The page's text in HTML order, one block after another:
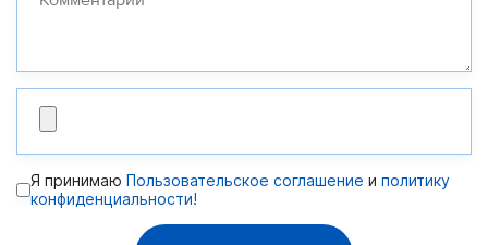
Я принимаю Пользовательское соглашение и политику
конфиденциальности!